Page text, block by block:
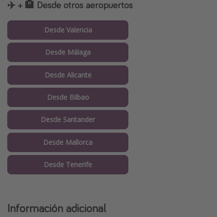
✈️ + 🏨 Desde otros aeropuertos
Desde Valencia
Desde Málaga
Desde Alicante
Desde Bilbao
Desde Santander
Desde Mallorca
Desde Tenerife
Información adicional